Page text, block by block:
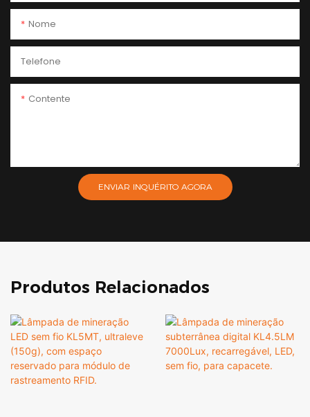
Nome
Telefone
Contente
ENVIAR INQUÉRITO AGORA
Produtos Relacionados